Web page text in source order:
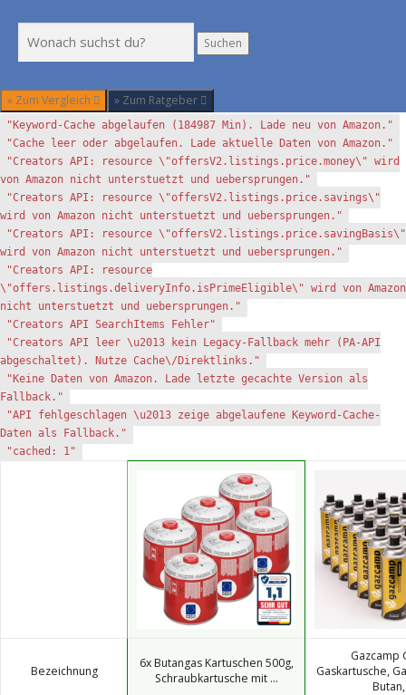
Suchen
» Zum Vergleich » Zum Ratgeber
"Keyword-Cache abgelaufen (184987 Min). Lade neu von Amazon."
"Cache leer oder abgelaufen. Lade aktuelle Daten von Amazon."
"Creators API: resource \"offersV2.listings.price.money\" wird
von Amazon nicht unterstuetzt und uebersprungen."
"Creators API: resource \"offersV2.listings.price.savings\"
wird von Amazon nicht unterstuetzt und uebersprungen."
"Creators API: resource \"offersV2.listings.price.savingBasis\"
wird von Amazon nicht unterstuetzt und uebersprungen."
"Creators API: resource
\"offers.listings.deliveryInfo.isPrimeEligible\" wird von Amazon
nicht unterstuetzt und uebersprungen."
"Creators API SearchItems Fehler"
"Creators API leer \u2013 kein Legacy-Fallback mehr (PA-API
abgeschaltet). Nutze Cache\/Direktlinks."
"Keine Daten von Amazon. Lade letzte gecachte Version als
Fallback."
"API fehlgeschlagen \u2013 zeige abgelaufene Keyword-Cache-
Daten als Fallback."
"cached: 1"
Bezeichnung
6x Butangas Kartuschen 500g,
Schraubkartusche mit ...
Gazcamp
Gaskartusche,